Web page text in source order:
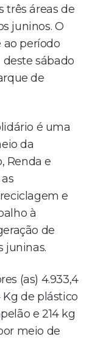
três áreas de
juninos. O
ao período
deste sábado
de
é uma
da
Renda e
e
à
de
juninas.
(as) 4.933,4
de plástico
e 214 kg
meio de